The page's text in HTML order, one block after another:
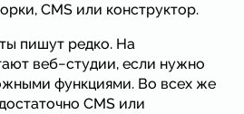
CMS или конструктор.
пишут редко. На
веб−студии, если нужно
функциями. Во всех же
CMS или